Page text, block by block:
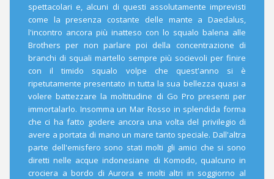
spettacolari e, alcuni di questi assolutamente imprevisti
come la presenza costante delle mante a Daedalus,
l'incontro ancora più inatteso con lo squalo balena alle
Brothers per non parlare poi della concentrazione di
branchi di squali martello sempre più socievoli per finire
con il timido squalo volpe che quest'anno si è
ripetutamente presentato in tutta la sua bellezza quasi a
volere battezzare la moltitudine di Go Pro presenti per
immortalarlo. Insomma un Mar Rosso in splendida forma
che ci ha fatto godere ancora una volta del privilegio di
avere a portata di mano un mare tanto speciale. Dall'altra
parte dell'emisfero sono stati molti gli amici che si sono
diretti nelle acque indonesiane di Komodo, qualcuno in
crociera a bordo di Aurora e molti altri in soggiorno al